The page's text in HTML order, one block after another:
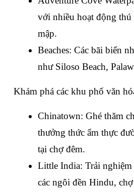
với nhiều hoạt động
mập.
Beaches: Các bãi biển
như Siloso Beach,
Khám phá các khu phố văn
Chinatown: Ghé thăm
thưởng thức ẩm thực
tại chợ đêm.
Little India: Trải
các ngôi đền Hindu,